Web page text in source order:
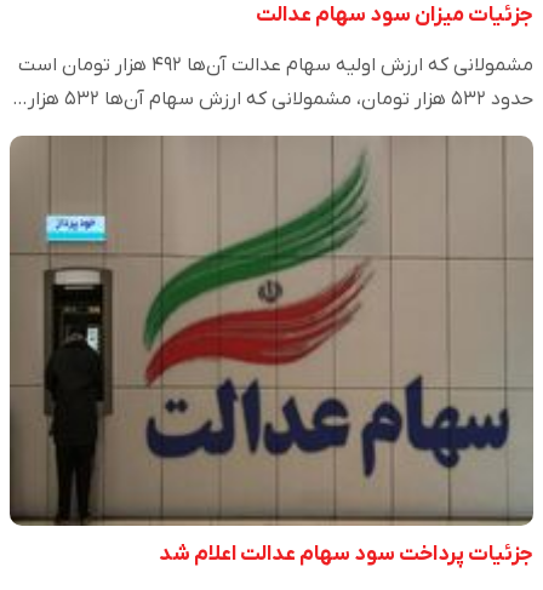
جزئیات میزان سود سهام عدالت
مشمولانی که ارزش اولیه سهام عدالت آن‌ها ۴۹۲ هزار تومان است
حدود ۵۳۲ هزار تومان، مشمولانی که ارزش سهام آن‌ها ۵۳۲ هزار…
جزئیات پرداخت سود سهام عدالت اعلام شد